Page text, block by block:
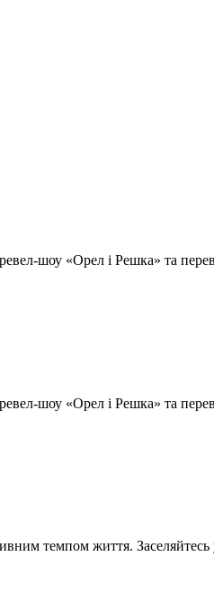
шоу «Орел і Решка» та
шоу «Орел і Решка» та
темпом життя.